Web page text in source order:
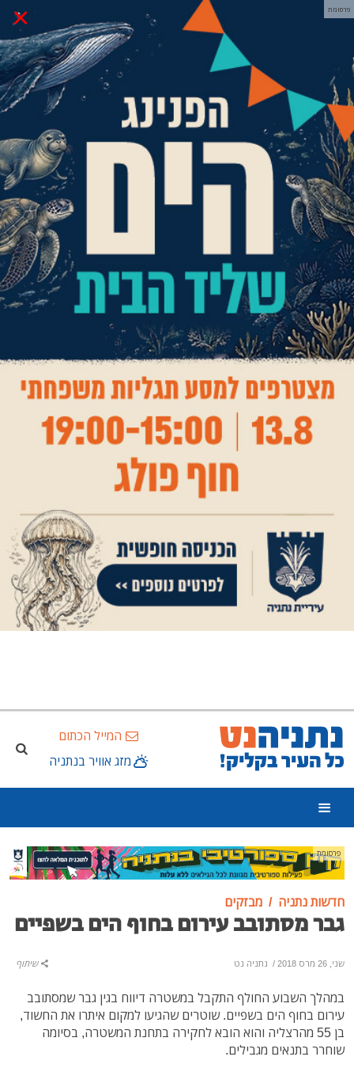
× פרסומת
המייל הכתום
מזג אוויר בנתניה
פרסומת
חדשות נתניה מבזקים
גבר מסתובב עירום בחוף הים בשפיים
שני, 26 מרס 2018 / נתניה נט שיתוף
במהלך השבוע החולף התקבל במשטרה דיווח בגין גבר שמסתובב
עירום בחוף הים בשפיים. שוטרים שהגיעו למקום איתרו את החשוד,
בן 55 מהרצליה והוא הובא לחקירה בתחנת המשטרה, בסיומה
שוחרר בתנאים מגבילים.